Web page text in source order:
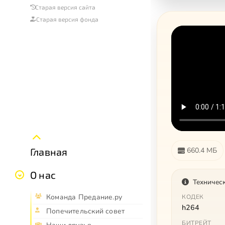
Старая версия сайта
Старая версия фонда
Главная
О нас
Команда Предание.ру
Попечительский совет
660.4 МБ
КОДЕК
h264
БИТРЕЙТ